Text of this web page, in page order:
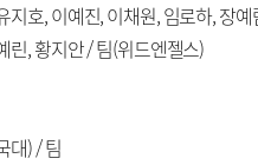
지호, 이예진, 이채원, 임로하, 장
린, 황지안 / 팀(위드엔젤스)
대) / 팀